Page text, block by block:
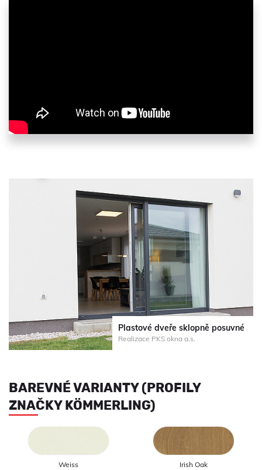
Plastové dveře sklopně posuvné
Realizace PKS okna a.s.
BAREVNÉ VARIANTY (PROFILY
ZNAČKY KÖMMERLING)
Weiss Irish Oak